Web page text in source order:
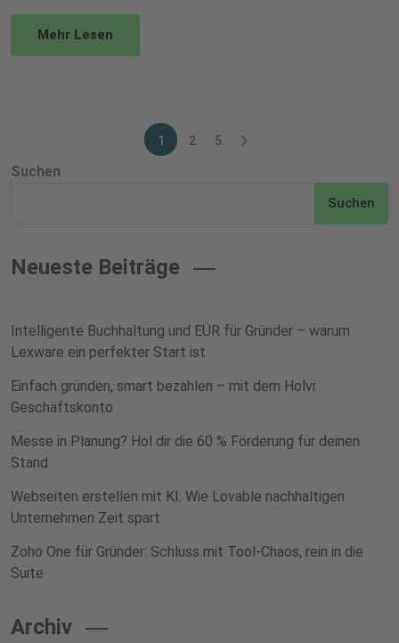
Mehr Lesen
1 2 5
Suchen
Suchen
Neueste Beiträge
Intelligente Buchhaltung und EÜR für Gründer – warum
Lexware ein perfekter Start ist
Einfach gründen, smart bezahlen – mit dem Holvi
Geschäftskonto
Messe in Planung? Hol dir die 60 % Förderung für deinen
Stand
Webseiten erstellen mit KI: Wie Lovable nachhaltigen
Unternehmen Zeit spart
Zoho One für Gründer: Schluss mit Tool-Chaos, rein in die
Suite
Archiv